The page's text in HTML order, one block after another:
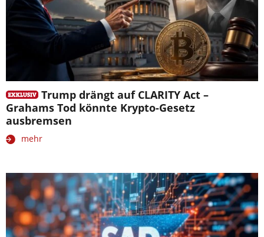
Trump drängt auf CLARITY Act –
Grahams Tod könnte Krypto-Gesetz
ausbremsen
mehr